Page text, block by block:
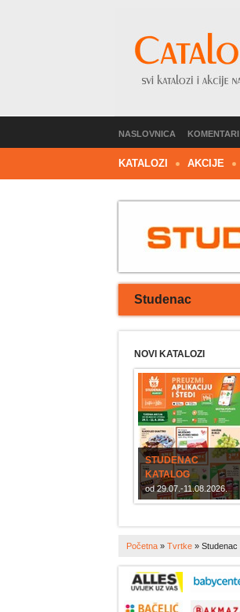
NASLOVNICA KOMENTARI
KATALOZI AKCIJE
Studenac
NOVI KATALOZI
STUDENAC
KATALOG
od 29.07.-11.08.2026.
Početna» Tvrtke» Studenac